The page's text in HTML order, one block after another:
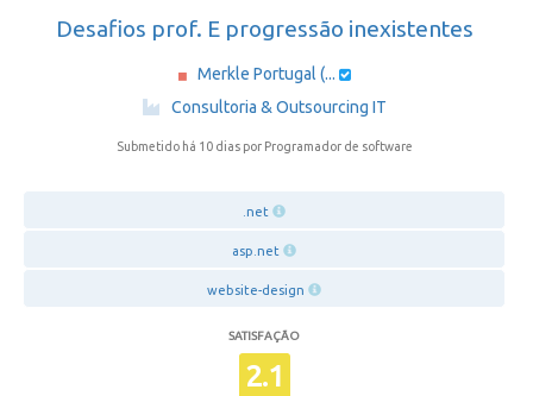
Desafios prof. E progressão inexistentes
Merkle Portugal (...
·
Consultoria & Outsourcing IT
Submetido há 10 dias por Programador de software
.net
asp.net
website-design
SATISFAÇÃO
2.1